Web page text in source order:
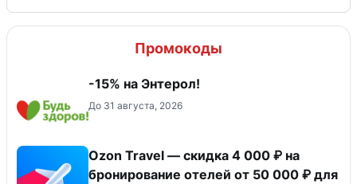
Промокоды
-15% на Энтерол!
До 31 августа, 2026
Ozon Travel — скидка 4 000 ₽ на
бронирование отелей от 50 000 ₽ для